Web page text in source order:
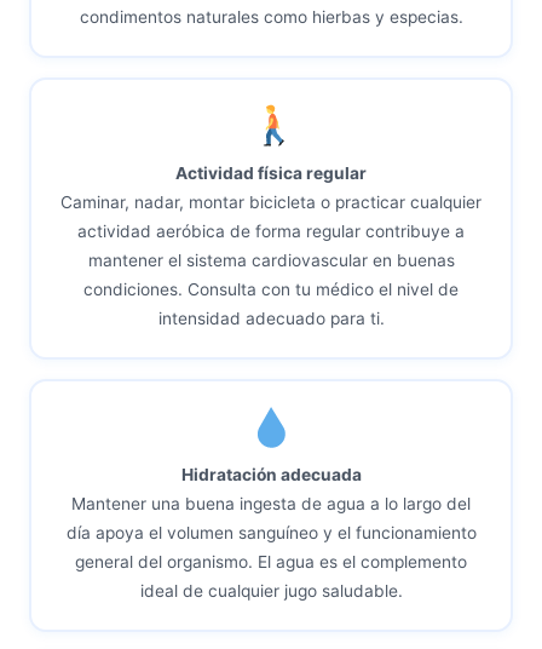
condimentos naturales como hierbas y especias.
Actividad física regular
Caminar, nadar, montar bicicleta o practicar cualquier
actividad aeróbica de forma regular contribuye a
mantener el sistema cardiovascular en buenas
condiciones. Consulta con tu médico el nivel de
intensidad adecuado para ti.
Hidratación adecuada
Mantener una buena ingesta de agua a lo largo del
día apoya el volumen sanguíneo y el funcionamiento
general del organismo. El agua es el complemento
ideal de cualquier jugo saludable.